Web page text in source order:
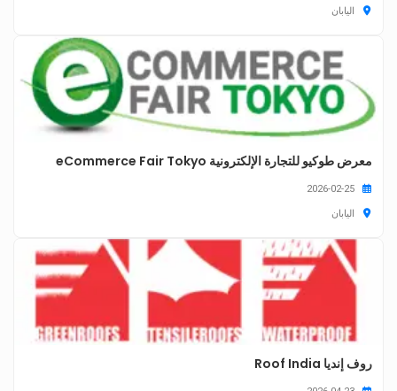
اليابان
معرض طوكيو للتجارة الإلكترونية eCommerce Fair Tokyo
اليابان
روف إنديا Roof India